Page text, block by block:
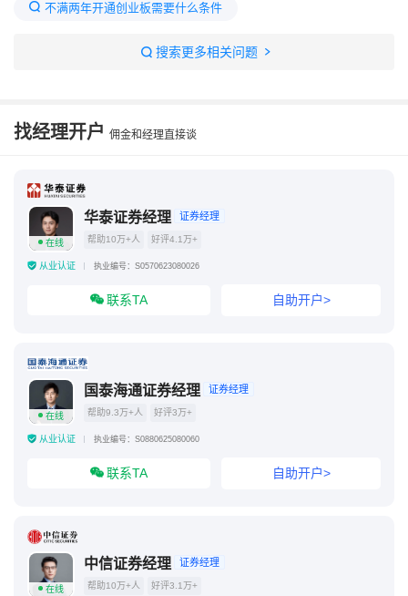
不满两年开通创业板需要什么条件
怎么开通创业板股票权限
不满两年如何开通创业板
搜索更多相关问题
找经理开户 佣金和经理直接谈
在线
华泰证券经理 证券经理
帮助10万+人 好评4.1万+
从业认证 执业编号：S0570623080026
联系TA 自助开户>
在线
国泰海通证券经理 证券经理
帮助9.3万+人 好评3万+
从业认证 执业编号：S0880625080060
联系TA 自助开户>
在线
中信证券经理 证券经理
帮助10万+人 好评3.1万+